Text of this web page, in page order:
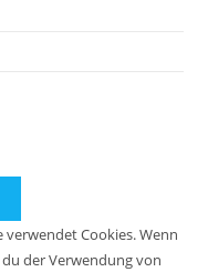
verwendet Cookies. Wenn
der Verwendung von